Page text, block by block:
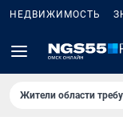
НЕДВИЖИМОСТЬ
Жители области